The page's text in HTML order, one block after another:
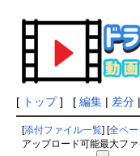
[ トップ] [ 編集| 差分|
添付ファイル一覧 全ペー
アップロード可能最大フ